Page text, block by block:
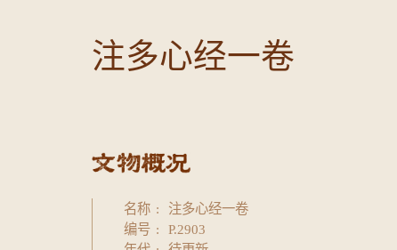
注多心经一卷
名称
注多心经一卷
编号
P.2903